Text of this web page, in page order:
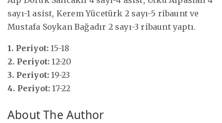
sayı-1 asist, Kerem Yücetürk 2 sayı-5 ribaunt ve
Mustafa Soykan Bağadır 2 sayı-3 ribaunt yaptı.
1. Periyot: 15-18
2. Periyot: 12-20
3. Periyot: 19-23
4. Periyot: 17-22
About The Author